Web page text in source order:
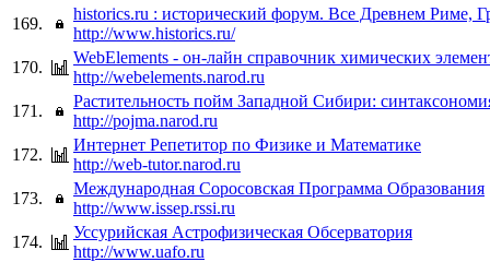
169.
historics.ru : исторический форум. Все Древнем Риме,
http://www.historics.ru/
170.
WebElements - он-лайн справочник химических
http://webelements.narod.ru
171.
Растительность пойм Западной Сибири:
http://pojma.narod.ru
172.
Интернет Репетитор по Физике и Математике
http://web-tutor.narod.ru
173.
Международная Соросовская Программа Образования
http://www.issep.rssi.ru
174.
Уссурийская Астрофизическая Обсерватория
http://www.uafo.ru